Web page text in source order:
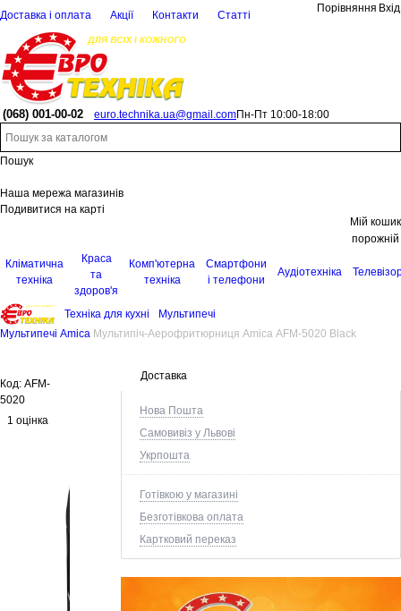
Доставка і оплата Акції Контакти Статті
Порівняння Вхід
(068) 001-00-02 euro.technika.ua@gmail.comПн-Пт 10:00-18:00
Пошук
Наша мережа магазинів
Подивитися на карті
Мій кошик
порожній
Кліматична
техніка
Краса
та
здоров'я
Комп'ютерна
техніка
Смартфони
і телефони
Аудіотехніка
Техніка для кухні
Мультипечі
Мультипечі Amica Мультипіч-Аерофритюрниця Amica AFM-5020 Black
Доставка
Нова Пошта
Самовивіз у Львові
Укрпошта
Готівкою у магазині
Безготівкова оплата
Картковий переказ
Код: AFM-
5020
1 оцінка